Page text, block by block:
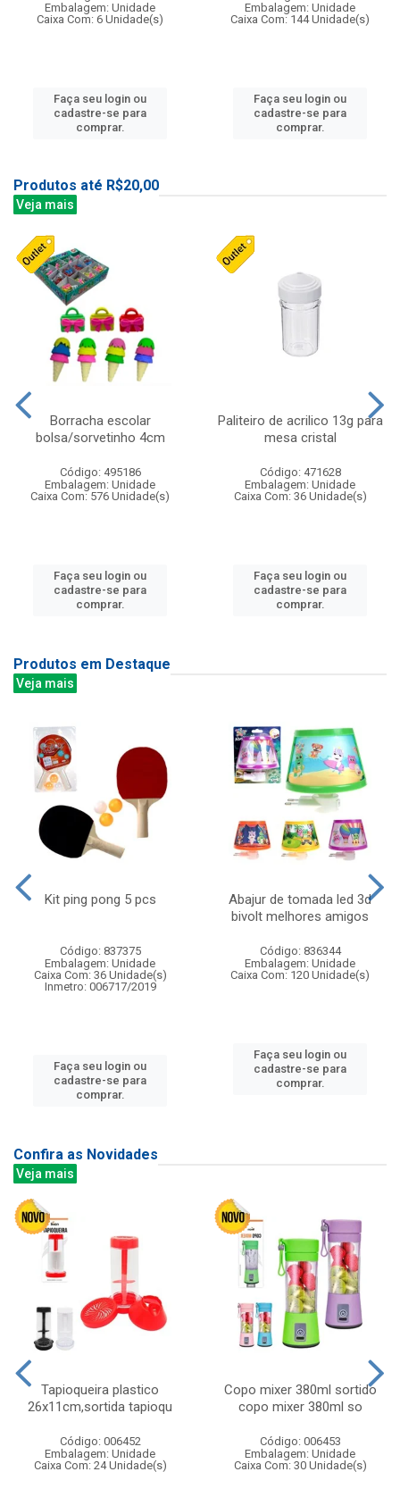
Embalagem: Unidade
Caixa Com: 6 Unidade(s)
Faça seu login ou
cadastre-se para
comprar.
Embalagem: Unidade
Caixa Com: 144 Unidade(s)
Faça seu login ou
cadastre-se para
comprar.
Produtos até R$20,00
Veja mais
Borracha escolar
bolsa/sorvetinho 4cm
Código: 495186
Embalagem: Unidade
Caixa Com: 576 Unidade(s)
Faça seu login ou
cadastre-se para
comprar.
Paliteiro de acrilico 13g para
mesa cristal
Código: 471628
Embalagem: Unidade
Caixa Com: 36 Unidade(s)
Faça seu login ou
cadastre-se para
comprar.
Produtos em Destaque
Veja mais
Kit ping pong 5 pcs
Código: 837375
Embalagem: Unidade
Caixa Com: 36 Unidade(s)
Inmetro: 006717/2019
Faça seu login ou
cadastre-se para
comprar.
Abajur de tomada led 3d
bivolt melhores amigos
Código: 836344
Embalagem: Unidade
Caixa Com: 120 Unidade(s)
Faça seu login ou
cadastre-se para
comprar.
Confira as Novidades
Veja mais
Tapioqueira plastico
26x11cm,sortida tapioqu
Código: 006452
Embalagem: Unidade
Caixa Com: 24 Unidade(s)
Copo mixer 380ml sortido
copo mixer 380ml so
Código: 006453
Embalagem: Unidade
Caixa Com: 30 Unidade(s)